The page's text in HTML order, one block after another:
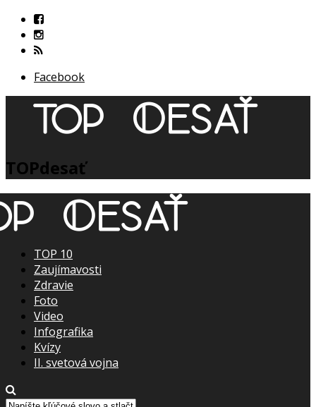
Facebook
TOPdesať
TOP 10
Zaujímavosti
Zdravie
Foto
Video
Infografika
Kvízy
II. svetová vojna